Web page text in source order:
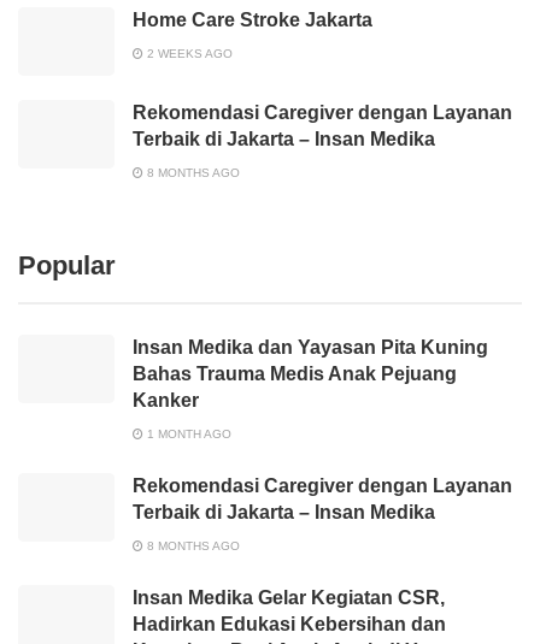
Home Care Stroke Jakarta
2 WEEKS AGO
Rekomendasi Caregiver dengan Layanan
Terbaik di Jakarta – Insan Medika
8 MONTHS AGO
Popular
Insan Medika dan Yayasan Pita Kuning
Bahas Trauma Medis Anak Pejuang
Kanker
1 MONTH AGO
Rekomendasi Caregiver dengan Layanan
Terbaik di Jakarta – Insan Medika
8 MONTHS AGO
Insan Medika Gelar Kegiatan CSR,
Hadirkan Edukasi Kebersihan dan